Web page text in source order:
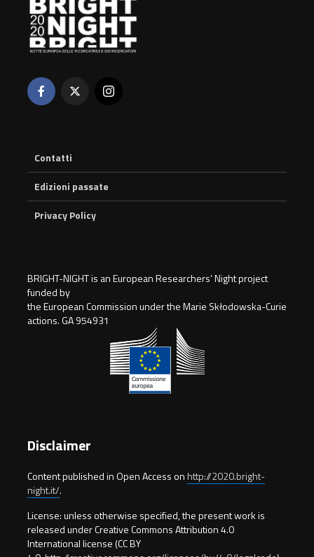
Contatti
Edizioni passate
Privacy Policy
BRIGHT-NIGHT is an European Researchers’ Night project
funded by
the European Commission under the Marie Skłodowska-Curie
actions. GA 954931
Disclaimer
Content published in Open Access onhttp://2020.bright-
night.it/.
License: unless otherwise specified, the present work is
released under Creative Commons Attribution 4.0
International license (CC BY